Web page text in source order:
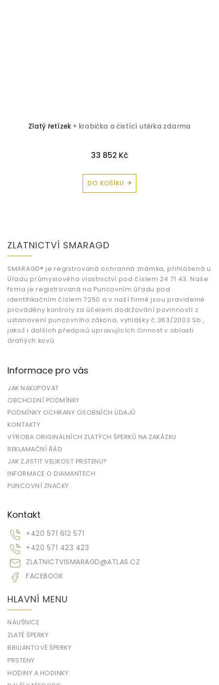
Zlatý řetízek + krabička a čistící utěrka zdarma
33 852 Kč
DO KOŠÍKU
ZLATNICTVÍ SMARAGD
SMARAGD® je registrovaná ochranná známka, přihlášená u
Úřadu průmyslového vlastnictví pod číslem 24 71 43. Naše
firma je registrovaná na Puncovním úřadu pod
identifikačním číslem 7250 a v naší firmě jsou pravidelně
prováděny kontroly za účelem dodržování povinností z
ustanovení puncovního zákona, vyhlášky č.363/2003 Sb.,
jakož i dalších předpisů upravujících činnost v oblasti
drahých kovů.
Informace pro vás
JAK NAKUPOVAT
OBCHODNÍ PODMÍNKY
PODMÍNKY OCHRANY OSOBNÍCH ÚDAJŮ
KONTAKTY
VÝROBA ORIGINÁLNÍCH ZLATÝCH ŠPERKŮ NA ZAKÁZKU
REKLAMAČNÍ ŘÁD
JAK ZJISTIT VELIKOST PRSTENU?
INFORMACE O DIAMANTECH
PUNCOVNÍ ZNAČKY
Kontakt
ZLATNICTVISMARAGD@ATLAS.CZ
+420 571 612 571
+420 571 423 423
FACEBOOK
HLAVNÍ MENU
NÁUŠNICE
ZLATÉ ŠPERKY
BRILIANTOVÉ ŠPERKY
PRSTENY
HODINY A HODINKY